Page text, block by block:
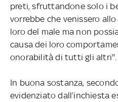
preti, sfruttandone solo i
vorrebbe che venissero
loro del male ma non
causa dei loro
onorabilità di tutti gli altri".
In buona sostanza,
evidenziato dall’inchiesta